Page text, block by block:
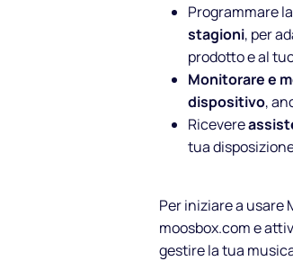
Programmare
stagioni, per
prodotto e al
Monitorare e
dispositivo,
Ricevere
tua
Per iniziare a usare
moosbox.com e
gestire la tua